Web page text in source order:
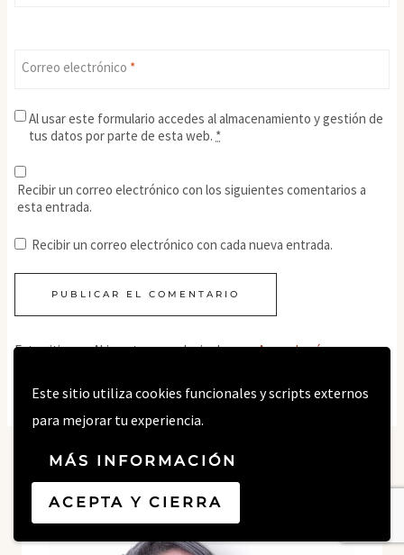
Este sitio utiliza cookies funcionales y scripts externos
para mejorar tu experiencia.
MÁS INFORMACIÓN
ACEPTA Y CIERRA
Correo electrónico *
Al usar este formulario accedes al almacenamiento y gestión de
tus datos por parte de esta web. *
Recibir un correo electrónico con los siguientes comentarios a
esta entrada.
Recibir un correo electrónico con cada nueva entrada.
Este sitio usa Akismet para reducir el spam.Aprende cómo se